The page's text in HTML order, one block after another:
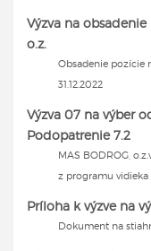
Výzva na
o.z.
Obsadenie pozície
31.12.2022
Výzva 07 na výber
Podopatrenie 7.2
MAS BODROG,
z programu vidieka
Príloha k výzve na
Dokument na